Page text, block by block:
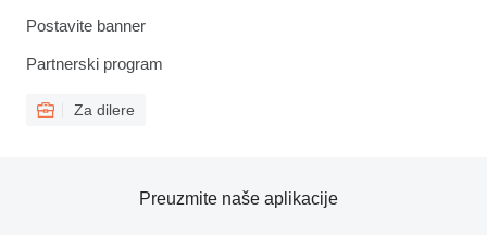
Postavite banner
Partnerski program
Za dilere
Preuzmite naše aplikacije